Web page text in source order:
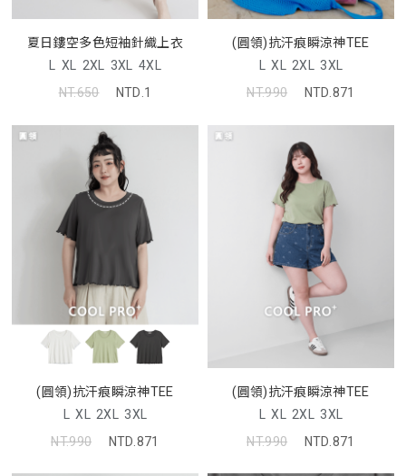
夏日鏤空多色短袖針織上衣
L XL 2XL 3XL 4XL
NT.650
NTD.1
(圓領)抗汗痕瞬涼神TEE
L XL 2XL 3XL
NT.990
NTD.871
(圓領)抗汗痕瞬涼神TEE
L XL 2XL 3XL
NT.990
NTD.871
(圓領)抗汗痕瞬涼神TEE
L XL 2XL 3XL
NT.990
NTD.871